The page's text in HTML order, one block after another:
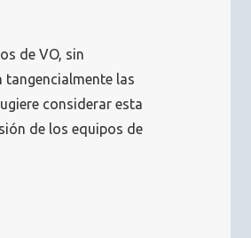
de VO, sin
las
considerar esta
de los equipos de